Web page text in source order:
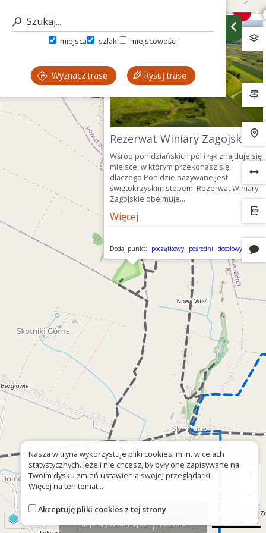
miejsca szlaki miejscowości
Wyznacz trasę Rysuj trasę
Rezerwat Winiary Zagojskie
Wśród ponidziańskich pól i łąk znajduje się
miejsce, w którym przekonasz się,
dlaczego Ponidzie nazywane jest
świętokrzyskim stepem. Rezerwat Winiary
Zagojskie obejmuje...
Więcej
Dodaj punkt: początkowy pośredni docelowy
O platformie
Znak nie tak?
Rejestry w turystyce
Kontakt
Nasza witryna wykorzystuje pliki cookies, m.in. w celach
statystycznych. Jeżeli nie chcesz, by były one zapisywane na
Twoim dysku zmień ustawienia swojej przeglądarki.
Więcej na ten temat...
Akceptuję pliki cookies z tej strony